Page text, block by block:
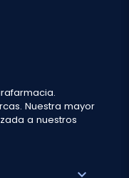
Nuestra mayor
a nuestros
expand_more